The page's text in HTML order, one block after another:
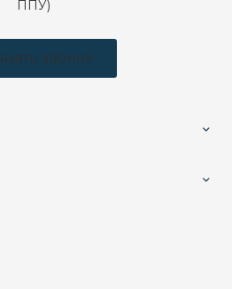
ППУ)
звонок